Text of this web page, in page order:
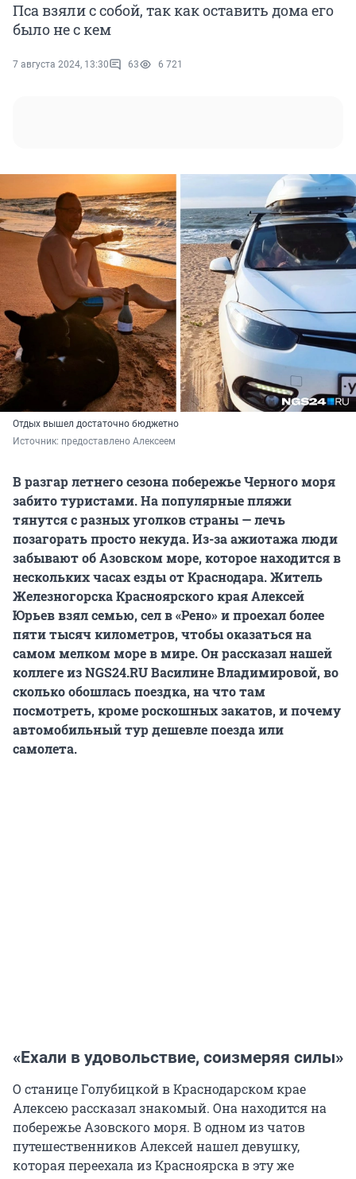
Пса взяли с собой, так как оставить дома его
было не с кем
7 августа 2024, 13:30 63 6 721
Отдых вышел достаточно бюджетно
Источник: предоставлено Алексеем
В разгар летнего сезона побережье Черного моря
забито туристами. На популярные пляжи
тянутся с разных уголков страны — лечь
позагорать просто некуда. Из-за ажиотажа люди
забывают об Азовском море, которое находится в
нескольких часах езды от Краснодара. Житель
Железногорска Красноярского края Алексей
Юрьев взял семью, сел в «Рено» и проехал более
пяти тысяч километров, чтобы оказаться на
самом мелком море в мире. Он рассказал нашей
коллеге из NGS24.RU Василине Владимировой, во
сколько обошлась поездка, на что там
посмотреть, кроме роскошных закатов, и почему
автомобильный тур дешевле поезда или
самолета.
«Ехали в удовольствие, соизмеряя силы»
О станице Голубицкой в Краснодарском крае
Алексею рассказал знакомый. Она находится на
побережье Азовского моря. В одном из чатов
путешественников Алексей нашел девушку,
которая переехала из Красноярска в эту же